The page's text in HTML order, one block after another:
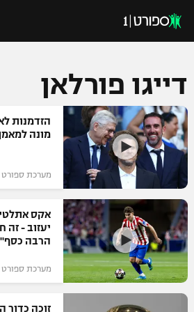
כדורגל ישראלי
ליגת העל
גביע הטוטו
ליגיונרים
גביע המדינה
כדורגל עולמי
ליגת האלופות
ליגה אירופית
ליגה אנגלית
כדורסל ישראלי
ליגת ווינר סל
ליגה לאומית
כדורסל עולמי
דייגו פורלאן
הזדמנות
מונה
מערכת ספורט 1 | לפני 4 שבועות
אקס
יעזוב - זה
הרבה כסף"
מערכת ספורט 1 | לפני 2 חודשים
זוכה כדור